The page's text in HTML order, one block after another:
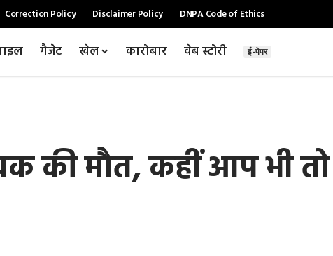
Correction Policy Disclaimer Policy DNPA Code of Ethics
गैजेट खेल कारोबार वेब स्टोरी ई-पेपर
की मौत, कहीं आप भी